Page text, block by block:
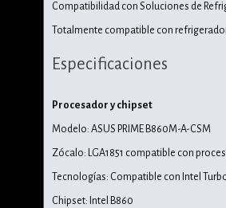
Compatibilidad con Soluciones de
Totalmente compatible con
Especificaciones
Procesador y chipset
Modelo: ASUS PRIME B860M-A-CSM
Zócalo: LGA1851 compatible con
Tecnologías: Compatible con Intel
Chipset: Intel B860